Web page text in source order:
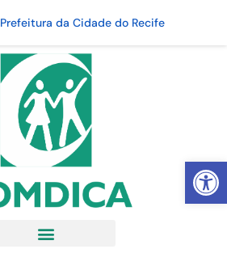
Abrir
Prefeitura da Cidade do Recife